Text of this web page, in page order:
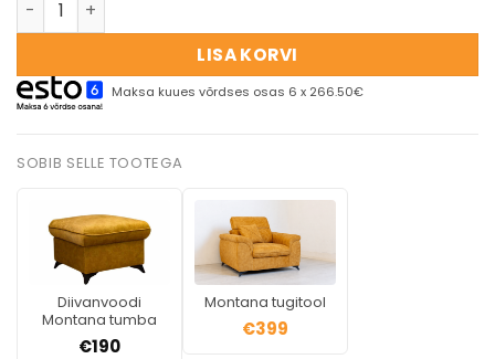
LISA KORVI
Maksa kuues võrdses osas 6 x 266.50€
SOBIB SELLE TOOTEGA
Diivanvoodi
Montana tumba
€190
Montana tugitool
€399